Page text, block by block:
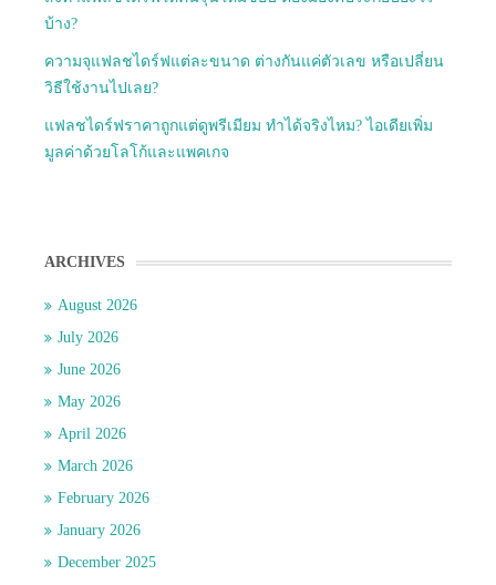
บ้าง?
ความจุแฟลชไดร์ฟแต่ละขนาด ต่างกันแค่ตัวเลข หรือเปลี่ยน
วิธีใช้งานไปเลย?
แฟลชไดร์ฟราคาถูกแต่ดูพรีเมียม ทำได้จริงไหม? ไอเดียเพิ่ม
มูลค่าด้วยโลโก้และแพคเกจ
ARCHIVES
August 2026
July 2026
June 2026
May 2026
April 2026
March 2026
February 2026
January 2026
December 2025